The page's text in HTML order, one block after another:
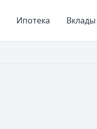
Ипотека Вклады